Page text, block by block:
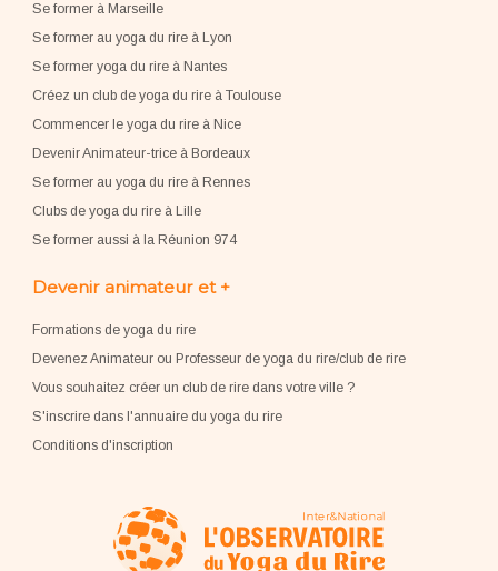
Se former à Marseille
Se former au yoga du rire à Lyon
Se former yoga du rire à Nantes
Créez un club de yoga du rire à Toulouse
Commencer le yoga du rire à Nice
Devenir Animateur-trice à Bordeaux
Se former au yoga du rire à Rennes
Clubs de yoga du rire à Lille
Se former aussi à la Réunion 974
Devenir animateur et +
Formations de yoga du rire
Devenez Animateur ou Professeur de yoga du rire/club de rire
Vous souhaitez créer un club de rire dans votre ville ?
S'inscrire dans l'annuaire du yoga du rire
Conditions d'inscription